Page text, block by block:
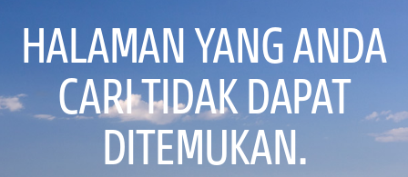
HALAMAN YANG ANDA
CARI TIDAK DAPAT
DITEMUKAN.